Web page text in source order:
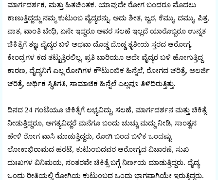
ಮಾರ್ಗದರ್ಶಕ, ಮತ್ತು ಹಿತಚಿಂತಕ. ಯಾವುದೇ ರೋಗ ಬಂದರೂ ಮೊದಲು
ಕಾಣುತ್ತಿದ್ದದ್ದು ನಮ್ಮ ಕುಟುಂಬ ವೈದ್ಯರನ್ನು. ಅದು ಶೀತ, ಜ್ವರ, ಕೆಮ್ಮು, ದಮ್ಮು, ಪಿತ್ತ,
ವಾತ, ವಾಂತಿ ಬೇಧಿ, ಏನೇ ಇದ್ದರೂ ಅವರ ಸಲಹೆ ಇಲ್ಲದೆ ಯಾರೊಬ್ಬರೂ ಉನ್ನತ
ಚಿಕಿತ್ಸೆಗೆ ತಜ್ಞ ವೈದ್ಯರ ಬಳಿ ಅಥವಾ ದೊಡ್ಡ ದೊಡ್ಡ ತೃತೀಯ ಸ್ತರದ ಆರೋಗ್ಯ
ಕೇಂದ್ರಗಳ ಕದ ತಟ್ಟುತ್ತಿರಲಿಲ್ಲ. ಪ್ರತಿ ಬಾರಿಯೂ ಅದೇ ವೈದ್ಯರ ಬಳಿ ಹೋಗುತ್ತಿದ್ದ
ಕಾರಣ, ವೈದ್ಯನಿಗೆ ಎಲ್ಲ ರೋಗಿಗಳ ಕೌಟುಂಬಿಕ ಹಿನ್ನೆಲೆ, ರೋಗದ ಚರಿತ್ರೆ, ಅಲರ್ಜಿ
ಚರಿತ್ರೆ, ಆರ್ಥಿಕ ಸ್ಥಿತಿಗತಿ, ಸಾಮಾಜಿಕ ಹಿನ್ನೆಲೆ ಎಲ್ಲವೂ ತಿಳಿದಿರುತ್ತಿತ್ತು.
ದಿನದ 24 ಗಂಟೆಯೂ ಚಿಕಿತ್ಸೆಗೆ ಲಭ್ಯವಿದ್ದು, ಸಲಹೆ, ಮಾರ್ಗದರ್ಶನ ಮತ್ತು ಚಿಕಿತ್ಸೆ
ನೀಡುತ್ತಿದ್ದರೂ, ಅಗತ್ಯವಿದ್ದರೆ ಮನೆಗೂ ಬಂದು ಚುಚ್ಚು ಮದ್ದು ನೀಡಿ, ಸಾಂತ್ವನ
ಹೇಳಿ ರೋಗ ವಾಸಿ ಮಾಡುತ್ತಿದ್ದರು, ರೋಗಿ ಬಂದ ಬಳಿಕ ಒಂದಷ್ಟು
ಲೋಕಾಭಿರಾಮದ ಹರಟೆ, ಕುಟುಂಬದವರ ಆರೋಗ್ಯದ ವಿಚಾರಣೆ, ಸುಖ
ದುಃಖಗಳ ವಿನಿಮಯ, ನಂತರವೇ ಚಿಕಿತ್ಸೆ ಬಗ್ಗೆ ನಿರ್ಣಯ ಮಾಡುತ್ತಿದ್ದರು. ವೈದ್ಯ
ಒಂದು ರೀತಿಯಲ್ಲಿ ರೋಗಿಯ ಕುಟುಂಬದ ಒಂದು ಭಾಗವಾಗಿಯೇ ಇರುತ್ತಿದ್ದರು.